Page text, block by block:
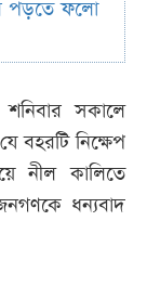
পড়তে ফলো
শনিবার সকালে
বহরটি নিক্ষেপ
নীল কালিতে
ধন্যবাদ